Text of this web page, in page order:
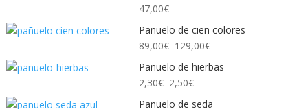
47,00€
Pañuelo de cien colores
89,00€–129,00€
Pañuelo de hierbas
2,30€–2,50€
Pañuelo de seda